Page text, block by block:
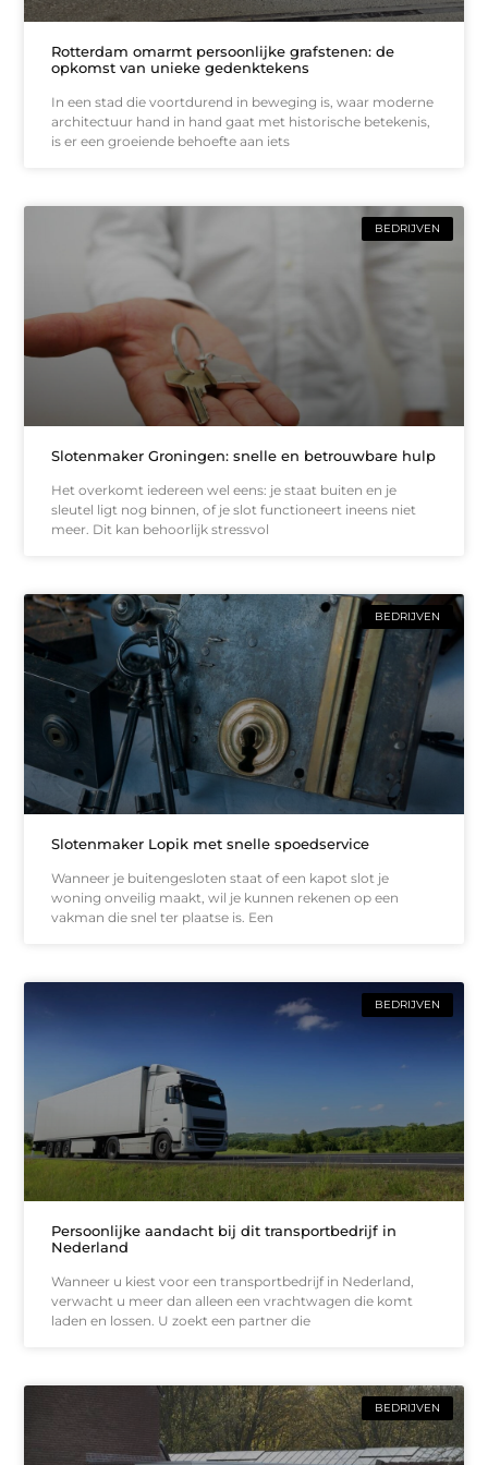
Rotterdam omarmt persoonlijke grafstenen: de
opkomst van unieke gedenktekens
In een stad die voortdurend in beweging is, waar moderne
architectuur hand in hand gaat met historische betekenis,
is er een groeiende behoefte aan iets
BEDRIJVEN
Slotenmaker Groningen: snelle en betrouwbare hulp
Het overkomt iedereen wel eens: je staat buiten en je
sleutel ligt nog binnen, of je slot functioneert ineens niet
meer. Dit kan behoorlijk stressvol
BEDRIJVEN
Slotenmaker Lopik met snelle spoedservice
Wanneer je buitengesloten staat of een kapot slot je
woning onveilig maakt, wil je kunnen rekenen op een
vakman die snel ter plaatse is. Een
BEDRIJVEN
Persoonlijke aandacht bij dit transportbedrijf in
Nederland
Wanneer u kiest voor een transportbedrijf in Nederland,
verwacht u meer dan alleen een vrachtwagen die komt
laden en lossen. U zoekt een partner die
BEDRIJVEN